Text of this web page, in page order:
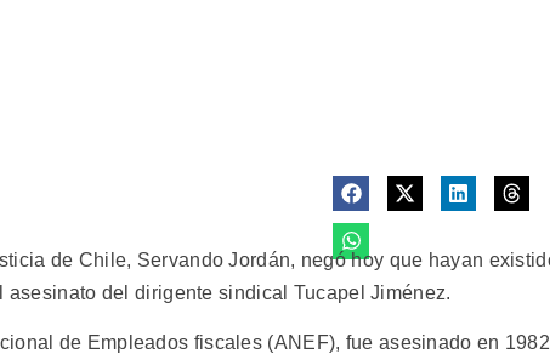
de Chile, Servando Jordán, negó hoy que hayan
del dirigente sindical Tucapel Jiménez.
de Empleados fiscales (ANEF), fue asesinado en 1982